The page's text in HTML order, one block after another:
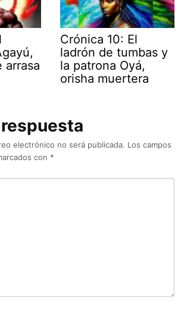
arrasa
Crónica 10: El
ladrón de tumbas y
la patrona Oyá,
orisha muertera
electrónico no será publicada. Los campos
con *